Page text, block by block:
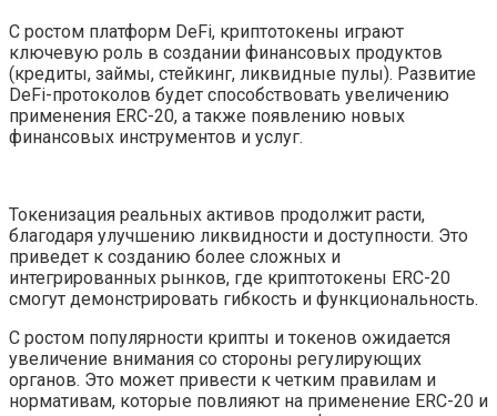
С ростом платформ DeFi, криптотокены играют
ключевую роль в создании финансовых продуктов
(кредиты, займы, стейкинг, ликвидные пулы). Развитие
DeFi-протоколов будет способствовать увеличению
применения ERC-20, а также появлению новых
финансовых инструментов и услуг.
Токенизация реальных активов продолжит расти,
благодаря улучшению ликвидности и доступности. Это
приведет к созданию более сложных и
интегрированных рынков, где криптотокены ERC-20
смогут демонстрировать гибкость и функциональность.
С ростом популярности крипты и токенов ожидается
увеличение внимания со стороны регулирующих
органов. Это может привести к четким правилам и
нормативам, которые повлияют на применение ERC-20 и